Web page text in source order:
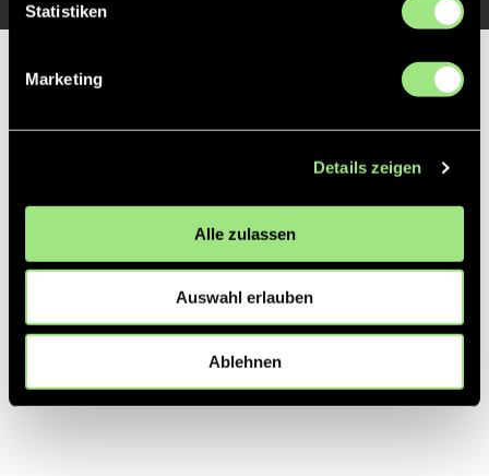
Statistiken
Marketing
Details zeigen
Alle zulassen
Auswahl erlauben
Ablehnen
Partner